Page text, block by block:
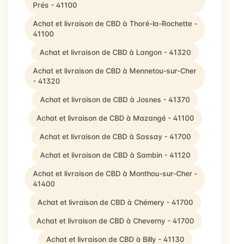
Prés - 41100
Achat et livraison de CBD à Thoré-la-Rochette -
41100
Achat et livraison de CBD à Langon - 41320
Achat et livraison de CBD à Mennetou-sur-Cher
- 41320
Achat et livraison de CBD à Josnes - 41370
Achat et livraison de CBD à Mazangé - 41100
Achat et livraison de CBD à Sassay - 41700
Achat et livraison de CBD à Sambin - 41120
Achat et livraison de CBD à Monthou-sur-Cher -
41400
Achat et livraison de CBD à Chémery - 41700
Achat et livraison de CBD à Cheverny - 41700
Achat et livraison de CBD à Billy - 41130